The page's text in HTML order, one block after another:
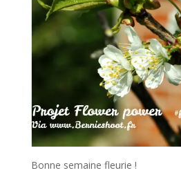
Bonne semaine fleurie !